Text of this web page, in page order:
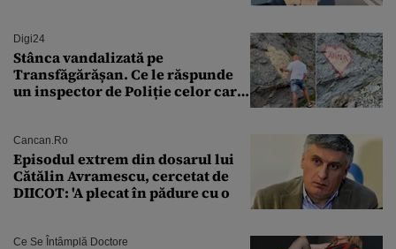
Digi24
Stânca vandalizată pe
Transfăgărășan. Ce le răspunde
un inspector de Poliție celor care
Cancan.ro
Episodul extrem din dosarul lui
Cătălin Avramescu, cercetat de
DIICOT: 'A plecat în pădure cu o
Ce Se Întâmplă Doctore